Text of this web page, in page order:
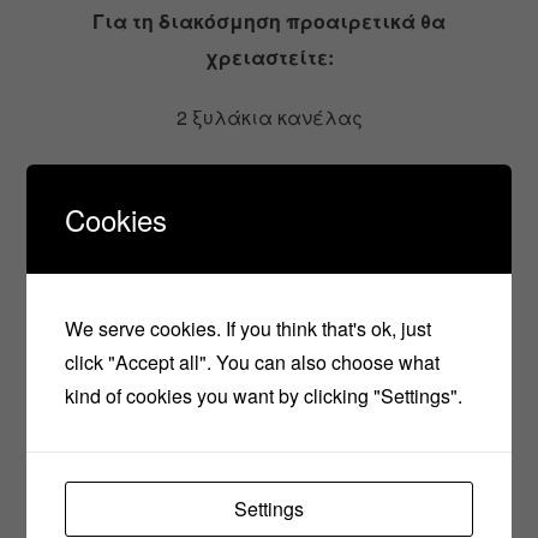
Για τη διακόσμηση προαιρετικά θα
χρειαστείτε:
2 ξυλάκια κανέλας
marsmellows
Πως θα το φτιάξετε:
Χτυπάμε καλά το μισό από το γάλα με το κακάο
και στη συνέχεια προσθέτουμε και το υπόλοπο
Cookies
We serve cookies. If you think that's ok, just
click "Accept all". You can also choose what
kind of cookies you want by clicking "Settings".
Settings